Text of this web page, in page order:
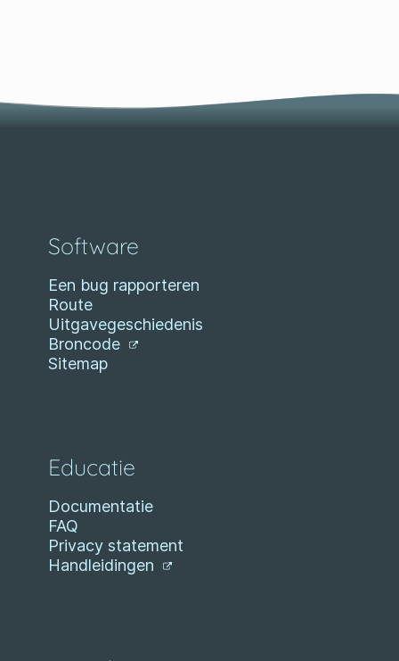
Software
Een bug rapporteren
Route
Uitgavegeschiedenis
Broncode
Sitemap
Educatie
Documentatie
FAQ
Privacy statement
Handleidingen